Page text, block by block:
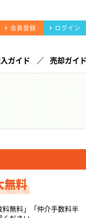
会員登録 ログイン
ガイド 売却ガイド
無料
無料」「仲介手数料半